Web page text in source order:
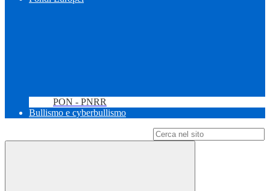
PON - PNRR
Bullismo e cyberbullismo